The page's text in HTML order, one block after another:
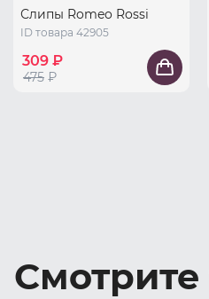
Слипы Romeo Rossi
ID товара 42905
309 ₽
475 ₽